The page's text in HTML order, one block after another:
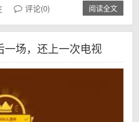
评论(0) 阅读全文
一场，还上一次电视